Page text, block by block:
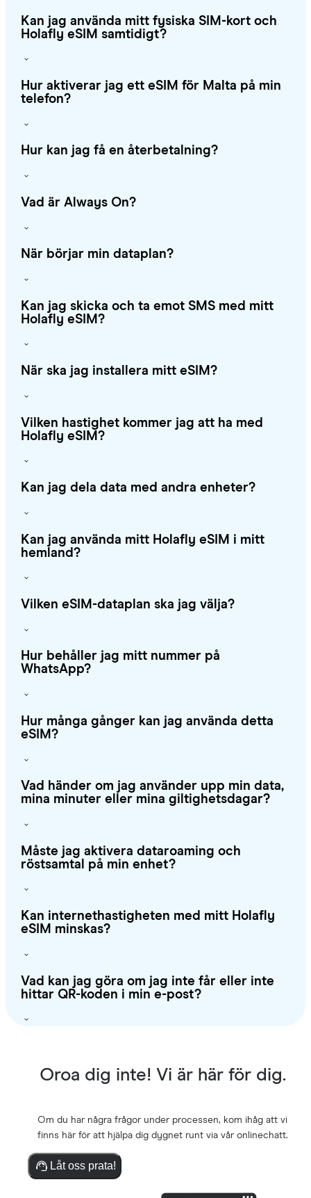
Kan jag använda mitt fysiska SIM-kort och
Holafly eSIM samtidigt?
Hur aktiverar jag ett eSIM för Malta på min
telefon?
Hur kan jag få en återbetalning?
Vad är Always On?
När börjar min dataplan?
Kan jag skicka och ta emot SMS med mitt
Holafly eSIM?
När ska jag installera mitt eSIM?
Vilken hastighet kommer jag att ha med
Holafly eSIM?
Kan jag dela data med andra enheter?
Kan jag använda mitt Holafly eSIM i mitt
hemland?
Vilken eSIM-dataplan ska jag välja?
Hur behåller jag mitt nummer på
WhatsApp?
Hur många gånger kan jag använda detta
eSIM?
Vad händer om jag använder upp min data,
mina minuter eller mina giltighetsdagar?
Måste jag aktivera dataroaming och
röstsamtal på min enhet?
Kan internethastigheten med mitt Holafly
eSIM minskas?
Vad kan jag göra om jag inte får eller inte
hittar QR-koden i min e-post?
Oroa dig inte! Vi är här för dig.
Om du har några frågor under processen, kom ihåg att vi
finns här för att hjälpa dig dygnet runt via vår onlinechatt.
Låt oss prata!